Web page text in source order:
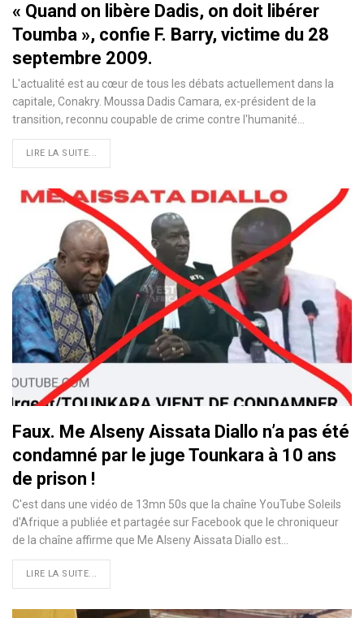
« Quand on libère Dadis, on doit libérer
Toumba », confie F. Barry, victime du 28
septembre 2009.
L'actualité est au cœur de tous les débats actuellement dans la
capitale, Conakry. Moussa Dadis Camara, ex-président de la
transition, reconnu coupable de crime contre l'humanité…
LIRE LA SUITE...
Faux. Me Alseny Aissata Diallo n’a pas été
condamné par le juge Tounkara à 10 ans
de prison !
C'est dans une vidéo de 13mn 50s que la chaîne YouTube Soleils
d'Afrique a publiée et partagée sur Facebook que le chroniqueur
de la chaîne affirme que Me Alseny Aissata Diallo est…
LIRE LA SUITE...